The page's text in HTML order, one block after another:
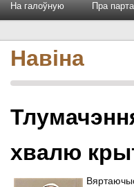
На галоўную Пра
Навіна
хвалю